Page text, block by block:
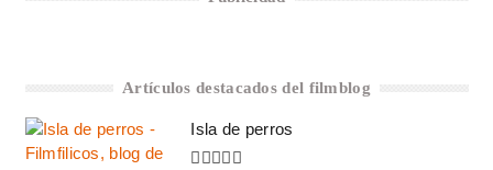
Artículos destacados del filmblog
Isla de perros